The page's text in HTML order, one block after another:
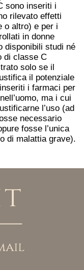
sono inseriti i
rilevato effetti
o altro) e per i
in donne
disponibili studi né
di classe C
solo se il
il potenziale
i farmaci per
ma i cui
l’uso (ad
necessario
fosse l’unica
di malattia grave).